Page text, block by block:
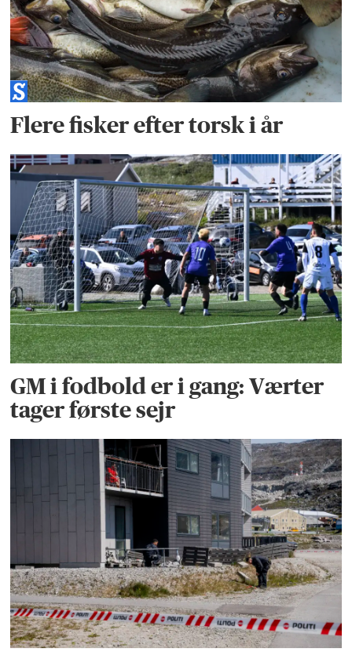
Flere fisker efter torsk i år
GM i fodbold er i gang: Værter
tager første sejr